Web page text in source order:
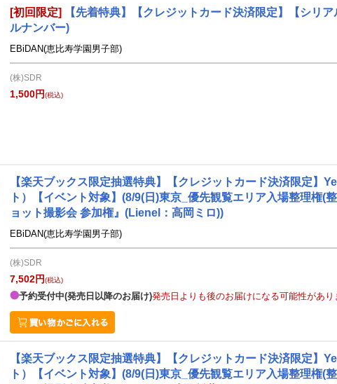
[初回限定]
【先着特典】【クレジットカード決済限定】【シリ
ルナンバー)
EBiDAN(恵比寿学園男子部)
(株)SDR
1,500円(税込)
【楽天ブックス限定抽選特典】【クレジットカード決済限定】
ト）【イベント対象】(8/9(日)東京_優先観覧エリア入場整理権(
ョット撮影会 参加権』(Lienel：高岡ミロ))
EBiDAN(恵比寿学園男子部)
(株)SDR
7,502円(税込)
予約受付中(発売日以降のお届け)発売日よりも後のお届けになる可能性があり
【楽天ブックス限定抽選特典】【クレジットカード決済限定】
ト）【イベント対象】(8/9(日)東京_優先観覧エリア入場整理権(